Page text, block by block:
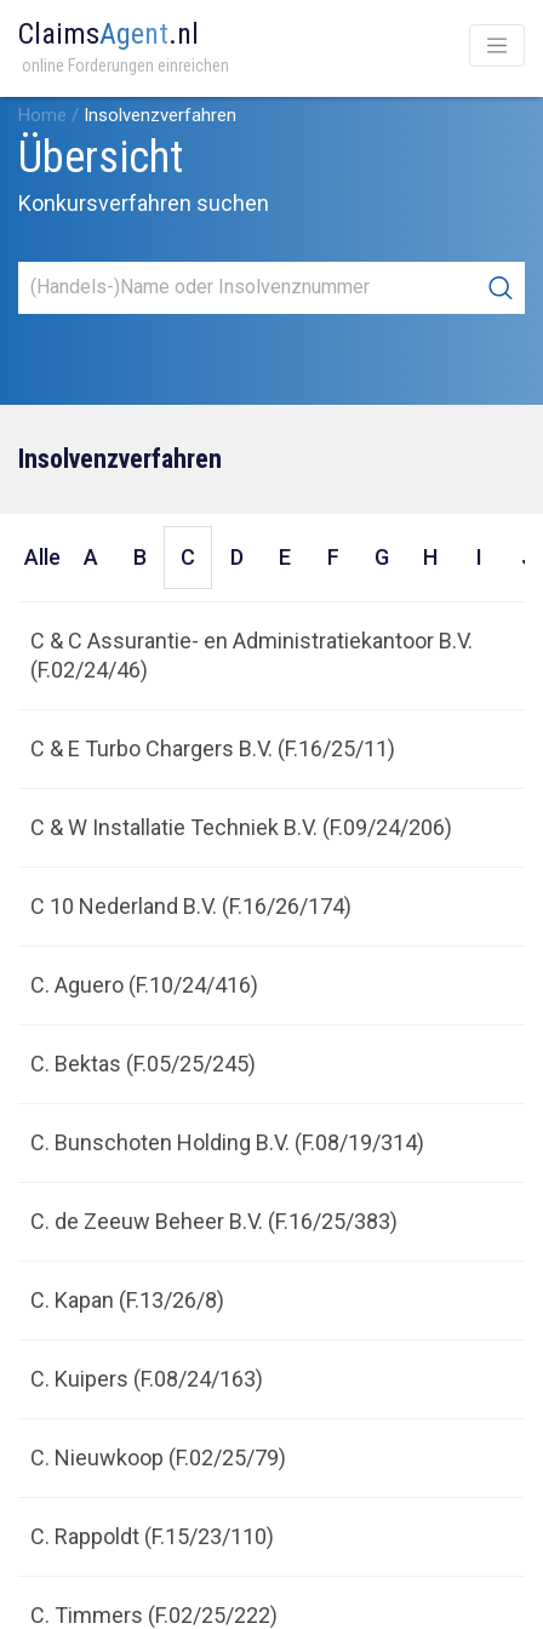
ClaimsAgent.nl
online Forderungen einreichen
Home / Insolvenzverfahren
Übersicht
Konkursverfahren suchen
Insolvenzverfahren
Alle A B C D E F G H I J
C & C Assurantie- en Administratiekantoor B.V.
(F.02/24/46)
C & E Turbo Chargers B.V. (F.16/25/11)
C & W Installatie Techniek B.V. (F.09/24/206)
C 10 Nederland B.V. (F.16/26/174)
C. Aguero (F.10/24/416)
C. Bektas (F.05/25/245)
C. Bunschoten Holding B.V. (F.08/19/314)
C. de Zeeuw Beheer B.V. (F.16/25/383)
C. Kapan (F.13/26/8)
C. Kuipers (F.08/24/163)
C. Nieuwkoop (F.02/25/79)
C. Rappoldt (F.15/23/110)
C. Timmers (F.02/25/222)